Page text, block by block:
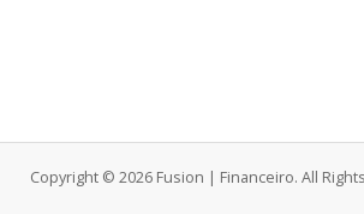
Copyright © 2026 Fusion | Financeiro. All